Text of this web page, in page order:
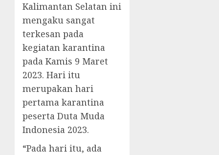
Kalimantan Selatan ini
mengaku sangat
terkesan pada
kegiatan karantina
pada Kamis 9 Maret
2023. Hari itu
merupakan hari
pertama karantina
peserta Duta Muda
Indonesia 2023.
“Pada hari itu, ada